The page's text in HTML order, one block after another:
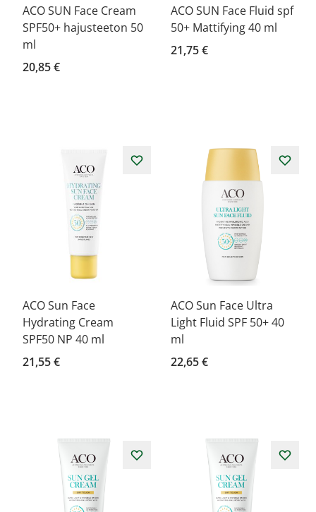
ACO SUN Face Cream
SPF50+ hajusteeton 50
ml
20,85 €
ACO SUN Face Fluid spf
50+ Mattifying 40 ml
21,75 €
ACO Sun Face
Hydrating Cream
SPF50 NP 40 ml
21,55 €
ACO Sun Face Ultra
Light Fluid SPF 50+ 40
ml
22,65 €